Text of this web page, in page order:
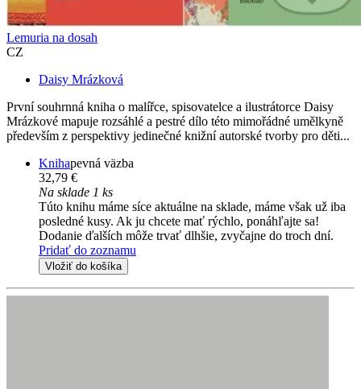
Lemuria na dosah
CZ
Daisy Mrázková
První souhrnná kniha o malířce, spisovatelce a ilustrátorce Daisy
Mrázkové mapuje rozsáhlé a pestré dílo této mimořádné umělkyně
především z perspektivy jedinečné knižní autorské tvorby pro děti...
Knihapevná väzba
32,79 €
Na sklade 1 ks
Túto knihu máme síce aktuálne na sklade, máme však už iba
posledné kusy. Ak ju chcete mať rýchlo, ponáhľajte sa!
Dodanie ďalších môže trvať dlhšie, zvyčajne do troch dní.
Pridať do zoznamu
Vložiť do košíka